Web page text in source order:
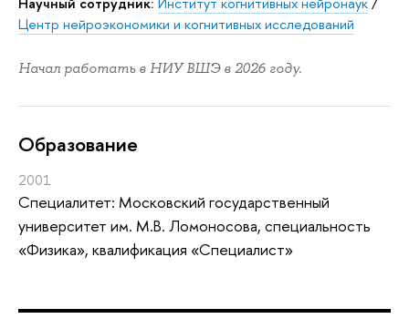
Центр нейроэкономики и когнитивных исследований
Начал работать в НИУ ВШЭ в 2026 году.
Oбразование
2001
Специалитет: Московский государственный
университет им. М.В. Ломоносова, специальность
«Физика», квалификация «Специалист»